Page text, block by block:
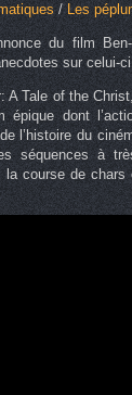
/ Les
du film
sur celui-
A Tale of the
épique dont
l’histoire du
séquences à
la course de